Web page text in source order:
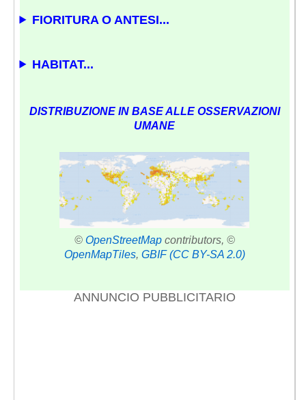
FIORITURA O ANTESI...
HABITAT...
DISTRIBUZIONE IN BASE ALLE OSSERVAZIONI
UMANE
© OpenStreetMapcontributors, ©
OpenMapTiles, GBIF (CC BY-SA 2.0)
ANNUNCIO PUBBLICITARIO